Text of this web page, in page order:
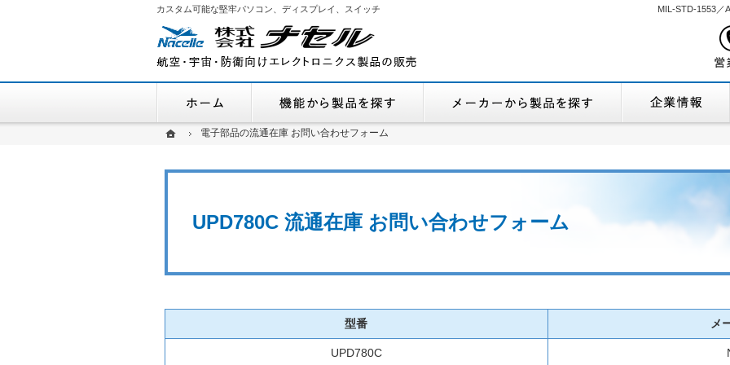
ホーム電子部品の流通在庫 お問い合わせフォーム
UPD780C 流通在庫 お問い合わせフォーム
MIL-STD-1553／
カスタム可能な堅牢パソコン、ディスプレイ、スイッチ
型番 メ
UPD780C
ホーム電子部品の流通在庫 お問い合わせフォーム